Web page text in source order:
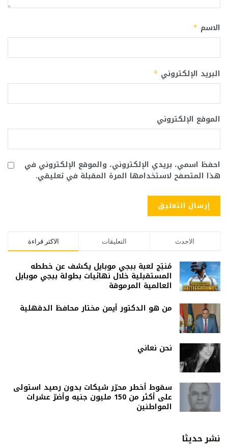
الاسم *
البريد الإلكتروني *
الموقع الإلكتروني
احفظ اسمي، بريدي الإلكتروني، والموقع الإلكتروني في
هذا المتصفح لاستخدامها المرة المقبلة في تعليقي.
الاكثر قراءة التعليقات الاحدث
مُنتِج لعبة ببجي موبايل يكشف عن خططه
المستقبلية خلال نهائيات بطولة ببجي موبايل
العالمية المرموقة
من هو الدكتور أيمن مختار محافظ الدقهلية
نحن نعاني
سقوط أخطر محرّر شيكات بدون رصيد استولى
على أكثر من 150 مليون جنيه وأضرّ عشرات
المواطنين
نشر حديثا